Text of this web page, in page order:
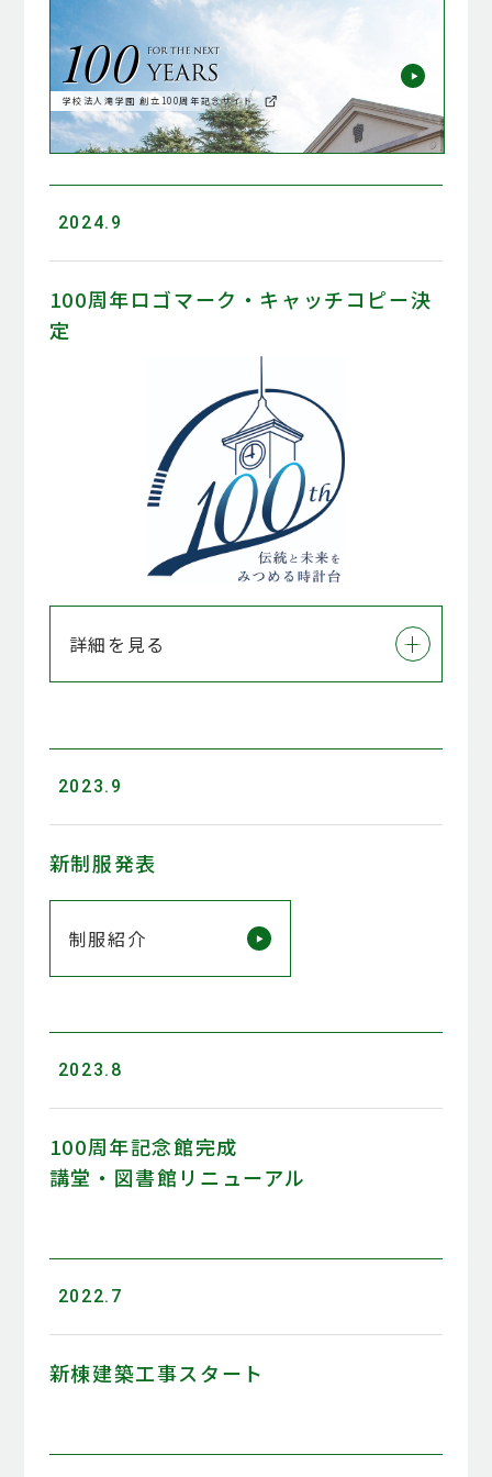
学校法人滝学園 創立100周年記念サイト
2024.9
100周年ロゴマーク・キャッチコピー決
定
詳細を見る
2023.9
新制服発表
制服紹介
2023.8
100周年記念館完成
講堂・図書館リニューアル
2022.7
新棟建築工事スタート